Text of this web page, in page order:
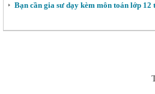
Bạn cần gia sư dạy kèm môn toán lớp 12